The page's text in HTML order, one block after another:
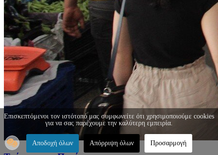
Επισκεπτόμενοι τον ιστότοπό μας συμφωνείτε ότι χρησιμοποιούμε cookies
για να σας παρέχουμε την καλύτερη εμπειρία.
Αποδοχή όλων Απόρριψη όλων Προσαρμογή